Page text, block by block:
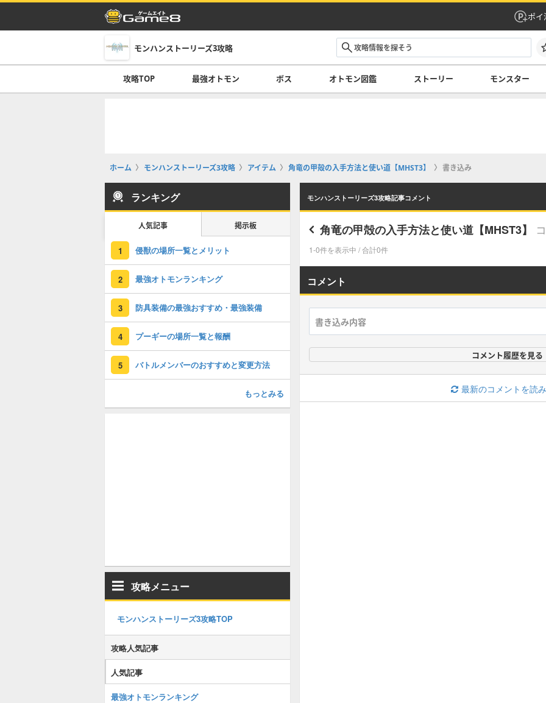
ポイ
モンハンストーリーズ3攻略
攻略TOP 最強オトモン ボス オトモン図鑑 ストーリー モンスター
ホーム モンハンストーリーズ3攻略 アイテム 角竜の甲殻の入手方法と使い道【MHST3】 書き込み
モンハンストーリーズ3攻略記事コメント
角竜の甲殻の入手方法と使い道【MHST3】
1-0件を表示中 / 合計0件
コメント
コメント履歴を見る
最新のコメントを読
ランキング
人気記事 掲示板
1 侵獣の場所一覧とメリット
2 最強オトモンランキング
3 防具装備の最強おすすめ・最強装備
4 プーギーの場所一覧と報酬
5 バトルメンバーのおすすめと変更方法
もっとみる
攻略メニュー
モンハンストーリーズ3攻略TOP
攻略人気記事
人気記事
最強オトモンランキング